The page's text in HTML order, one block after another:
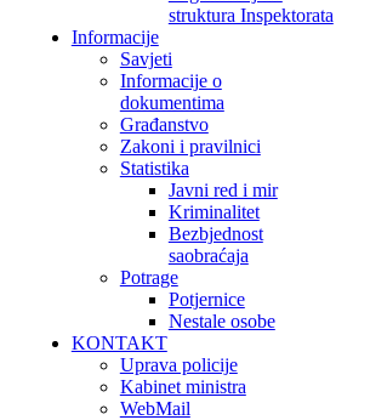
struktura Inspektorata
Informacije
Savjeti
Informacije o
dokumentima
Građanstvo
Zakoni i pravilnici
Statistika
Javni red i mir
Kriminalitet
Bezbjednost
saobraćaja
Potrage
Potjernice
Nestale osobe
KONTAKT
Uprava policije
Kabinet ministra
WebMail